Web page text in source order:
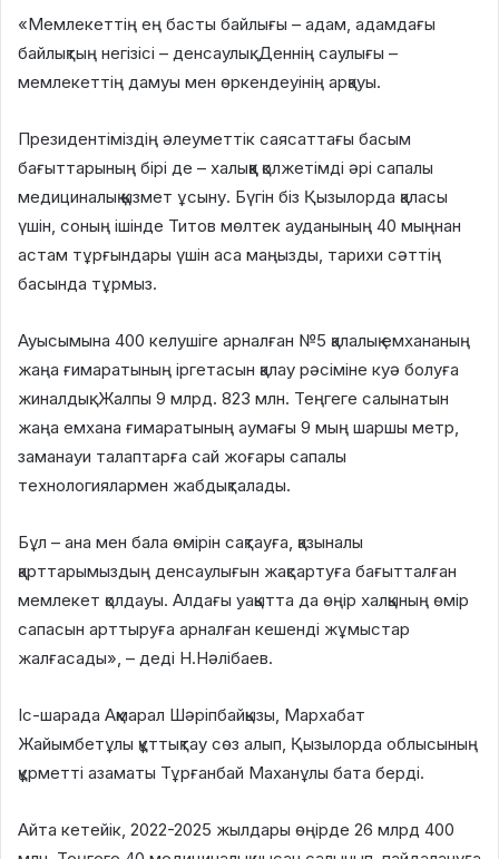
«Мемлекеттің ең басты байлығы – адам, адамдағы
байлықтың негізісі – денсаулық. Деннің саулығы –
мемлекеттің дамуы мен өркендеуінің арқауы.
Президентіміздің әлеуметтік саясаттағы басым
бағыттарының бірі де – халыққа қолжетімді әрі сапалы
медициналық қызмет ұсыну. Бүгін біз Қызылорда қаласы
үшін, соның ішінде Титов мөлтек ауданының 40 мыңнан
астам тұрғындары үшін аса маңызды, тарихи сәттің
басында тұрмыз.
Ауысымына 400 келушіге арналған №5 қалалық емхананың
жаңа ғимаратының іргетасын қалау рәсіміне куә болуға
жиналдық. Жалпы 9 млрд. 823 млн. Теңгеге салынатын
жаңа емхана ғимаратының аумағы 9 мың шаршы метр,
заманауи талаптарға сай жоғары сапалы
технологиялармен жабдықталады.
Бұл – ана мен бала өмірін сақтауға, қазыналы
қарттарымыздың денсаулығын жақсартуға бағытталған
мемлекет қолдауы. Алдағы уақытта да өңір халқының өмір
сапасын арттыруға арналған кешенді жұмыстар
жалғасады», – деді Н.Нәлібаев.
Іс-шарада Ақмарал Шәріпбайқызы, Мархабат
Жайымбетұлы құттықтау сөз алып, Қызылорда облысының
құрметті азаматы Тұрғанбай Маханұлы бата берді.
Айта кетейік, 2022-2025 жылдары өңірде 26 млрд 400